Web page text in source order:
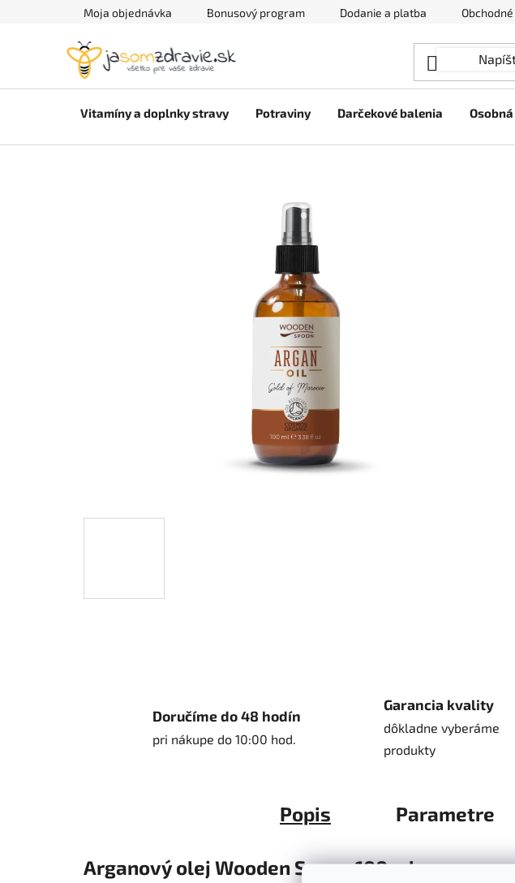
Moja objednávka Bonusový program Dodanie a platba Obchodné
Vitamíny a doplnky stravy Potraviny Darčekové balenia
Doručíme do 48 hodín
pri nákupe do 10:00 hod.
Garancia kvality
dôkladne vyberáme
produkty
Popis Parametre
Arganový olej Wooden Spoon 100 ml